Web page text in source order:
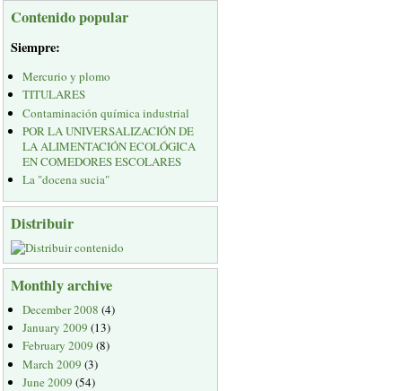
Contenido popular
Siempre:
Mercurio y plomo
TITULARES
Contaminación química industrial
POR LA UNIVERSALIZACIÓN DE
LA ALIMENTACIÓN ECOLÓGICA
EN COMEDORES ESCOLARES
La "docena sucia"
Distribuir
Monthly archive
December 2008 (4)
January 2009 (13)
February 2009 (8)
March 2009 (3)
June 2009 (54)